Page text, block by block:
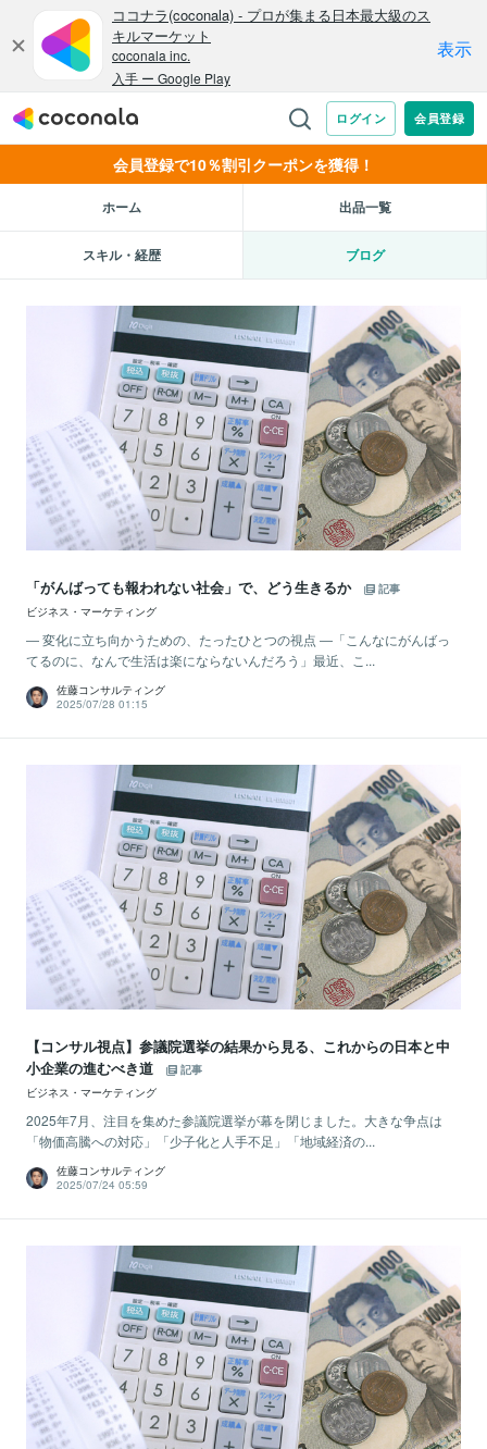
会員登録で10％割引クーポンを獲得！
ホーム 出品一覧
スキル・経歴 ブログ
「がんばっても報われない社会」で、どう生きるか
記事
ビジネス・マーケティング
― 変化に立ち向かうための、たったひとつの視点 ―「こんなにがんばっ
てるのに、なんで生活は楽にならないんだろう」最近、こ...
佐藤コンサルティング
2025/07/28 01:15
【コンサル視点】参議院選挙の結果から見る、これからの日本と中
小企業の進むべき道
記事
ビジネス・マーケティング
2025年7月、注目を集めた参議院選挙が幕を閉じました。大きな争点は
「物価高騰への対応」「少子化と人手不足」「地域経済の...
佐藤コンサルティング
2025/07/24 05:59